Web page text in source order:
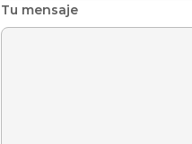
Tu mensaje